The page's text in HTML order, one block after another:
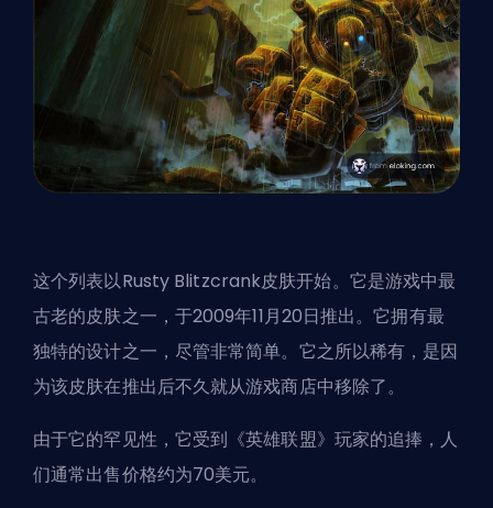
这个列表以Rusty Blitzcrank皮肤开始。它是游戏中最
古老的皮肤之一，于2009年11月20日推出。它拥有最
独特的设计之一，尽管非常简单。它之所以稀有，是因
为该皮肤在推出后不久就从游戏商店中移除了。
由于它的罕见性，它受到《英雄联盟》玩家的追捧，人
们通常出售价格约为70美元。